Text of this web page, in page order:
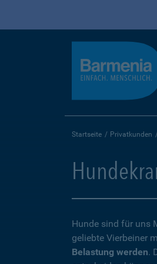
Startseite Privatkunden
Hunde sind für uns
geliebte Vierbeiner
Belastung werden.